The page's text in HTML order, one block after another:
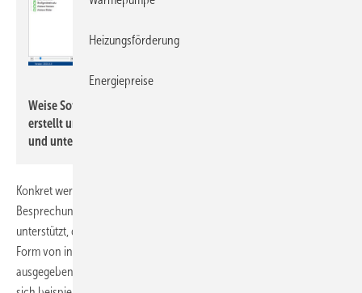
Weise Software: Bautagebuch 2025 dokumentiert Bauabläufe,
erstellt und verwaltet Bautagebücher oder Baustellenberichte
und unterstützt das Mängelmanagement.
Konkret werden Anwender beim Verfassen von Bauberichten,
Besprechungsprotokollen oder Mängelbeschreibungen dahingehend
unterstützt, dass von ihnen vorgegebene Stichpunkte automatisch in
Form von inhaltlich schlüssigen und gut formulierten Texten
ausgegeben werden. Das rationalisiert Abläufe erheblich, weil man
Heizungsförderung
Energiepreise